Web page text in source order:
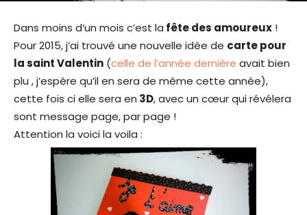
Dans moins d’un mois c’est la fête des amoureux !
Pour 2015, j’ai trouvé une nouvelle idée de carte pour
la saint Valentin (celle de l’année dernière avait bien
plu , j’espère qu’il en sera de même cette année),
cette fois ci elle sera en 3D, avec un cœur qui révélera
sont message page, par page !
Attention la voici la voila :